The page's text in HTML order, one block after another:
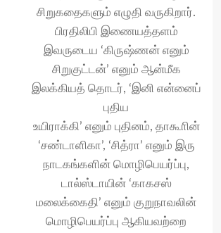
சிறுகதைகளும் எழுதி வருகிறார்.
பிரதிலிபி இணையத்தளம்
இவருடைய ‘கிருஷ்ணன் எனும்
சிறுகுட்டன்’ எனும் ஆன்மீக
இலக்கியத் தொடர், ‘இனி என்னைப்
புதிய
உயிராக்கி’ எனும் புதினம், தாகூாின்
‘சண்டாளிகா’, ‘சித்ரா’ எனும் இரு
நாடகங்களின் மொழிபெயர்ப்பு,
டால்ஸ்டாயின் ‘காகசஸ்
மலைக்கைதி’ எனும் குறுநாவலின்
மொழிபெயர்ப்பு ஆகியவற்றை